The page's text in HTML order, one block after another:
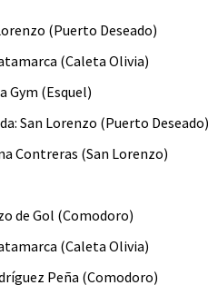
(Puerto Deseado)
(Caleta Olivia)
Gym (Esquel)
San Lorenzo (Puerto Deseado)
Contreras (San Lorenzo)
de Gol (Comodoro)
(Caleta Olivia)
Peña (Comodoro)